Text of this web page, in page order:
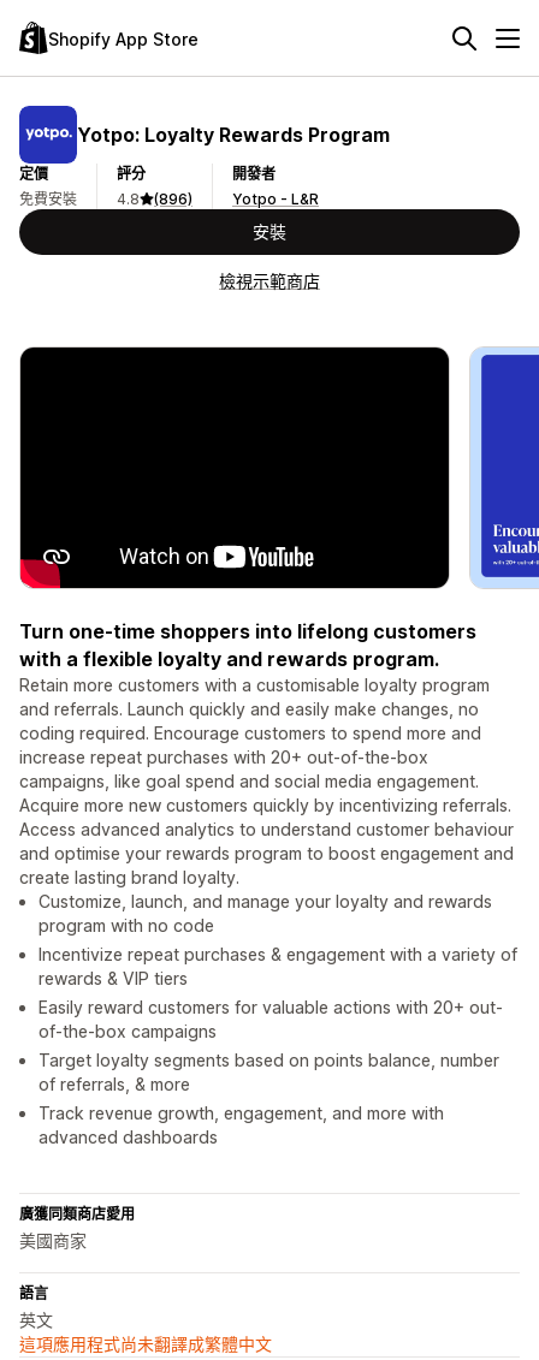
Shopify App Store
Yotpo: Loyalty Rewards Program
定價
免費安裝
評分
4.8
(896)
開發者
Yotpo - L&R
安裝
檢視示範商店
Turn one-time shoppers into lifelong customers
with a flexible loyalty and rewards program.
Retain more customers with a customisable loyalty program
and referrals. Launch quickly and easily make changes, no
coding required. Encourage customers to spend more and
increase repeat purchases with 20+ out-of-the-box
campaigns, like goal spend and social media engagement.
Acquire more new customers quickly by incentivizing referrals.
Access advanced analytics to understand customer behaviour
and optimise your rewards program to boost engagement and
create lasting brand loyalty.
Customize, launch, and manage your loyalty and rewards
program with no code
Incentivize repeat purchases & engagement with a variety of
rewards & VIP tiers
Easily reward customers for valuable actions with 20+ out-
of-the-box campaigns
Target loyalty segments based on points balance, number
of referrals, & more
Track revenue growth, engagement, and more with
advanced dashboards
廣獲同類商店愛用
美國商家
語言
英文
這項應用程式尚未翻譯成繁體中文